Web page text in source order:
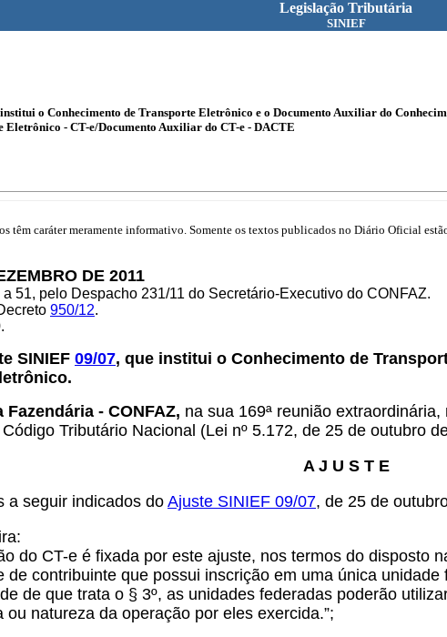
Legislação Tributária
SINIEF
o Conhecimento de Transporte Eletrônico e o Documento Auxiliar do
Eletrônico - CT-e/Documento Auxiliar do CT-e - DACTE
têm caráter meramente informativo. Somente os textos publicados no Diário Oficial
DE 2011
51, pelo Despacho 231/11 do Secretário-Executivo do CONFAZ.
950/12.
SINIEF 09/07, que institui o Conhecimento de
- CONFAZ, na sua 169ª reunião
Tributário Nacional (Lei nº 5.172, de 25 de outubro
A J U S T E
a seguir indicados do Ajuste SINIEF 09/07, de 25 de
do CT-e é fixada por este ajuste, nos termos do
contribuinte que possui inscrição em uma única unidade
de que trata o § 3º, as unidades federadas poderão
natureza da operação por eles exercida.”;